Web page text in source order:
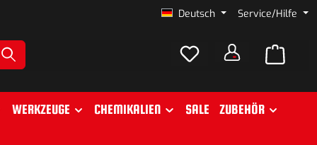
Deutsch Service/Hilfe
WERKZEUGE CHEMIKALIEN SALE ZUBEHÖR